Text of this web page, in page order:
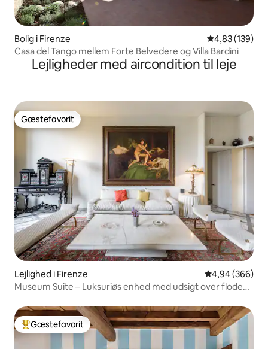
Bolig i Firenze 4,83 ud af 5 i
4,83 (139)
Casa del Tango mellem Forte Belvedere og Villa Bardini
Lejligheder med aircondition til leje
Gæstefavorit
Gæstefavorit
Lejlighed i Firenze 4,94 ud af 5 i
4,94 (366)
Museum Suite – Luksuriøs enhed med udsigt over floden
Bedste gæstefavorit
Gæstefavorit